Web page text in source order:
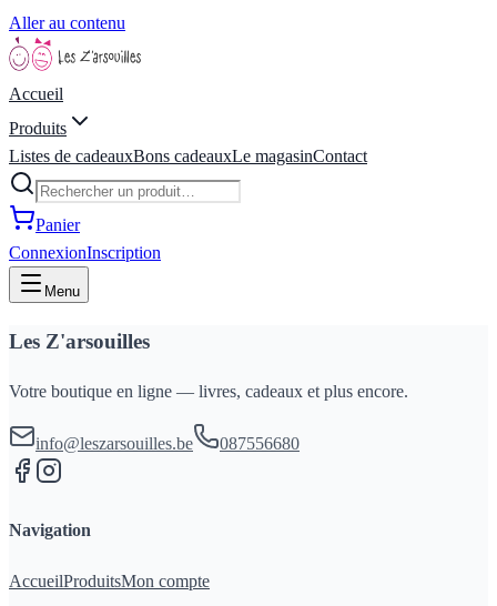
Aller au contenu
Accueil
Produits
Listes de cadeauxBons cadeauxLe magasinContact
Panier
ConnexionInscription
Menu
Les Z'arsouilles
Votre boutique en ligne — livres, cadeaux et plus encore.
info@leszarsouilles.be 087556680
Navigation
AccueilProduitsMon compte